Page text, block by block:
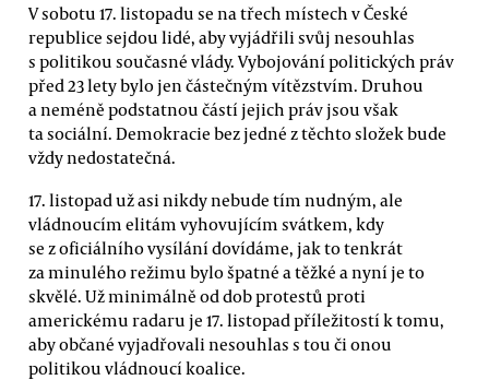
V sobotu 17. listopadu se na třech místech v České
republice sejdou lidé, aby vyjádřili svůj nesouhlas
s politikou současné vlády. Vybojování politických práv
před 23 lety bylo jen částečným vítězstvím. Druhou
a neméně podstatnou částí jejich práv jsou však
ta sociální. Demokracie bez jedné z těchto složek bude
vždy nedostatečná.
17. listopad už asi nikdy nebude tím nudným, ale
vládnoucím elitám vyhovujícím svátkem, kdy
se z oficiálního vysílání dovídáme, jak to tenkrát
za minulého režimu bylo špatné a těžké a nyní je to
skvělé. Už minimálně od dob protestů proti
americkému radaru je 17. listopad příležitostí k tomu,
aby občané vyjadřovali nesouhlas s tou či onou
politikou vládnoucí koalice.